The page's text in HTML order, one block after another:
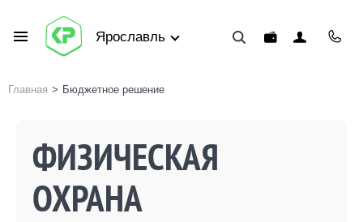
Ярославль
Главная > Бюджетное решение
ФИЗИЧЕСКАЯ
ОХРАНА